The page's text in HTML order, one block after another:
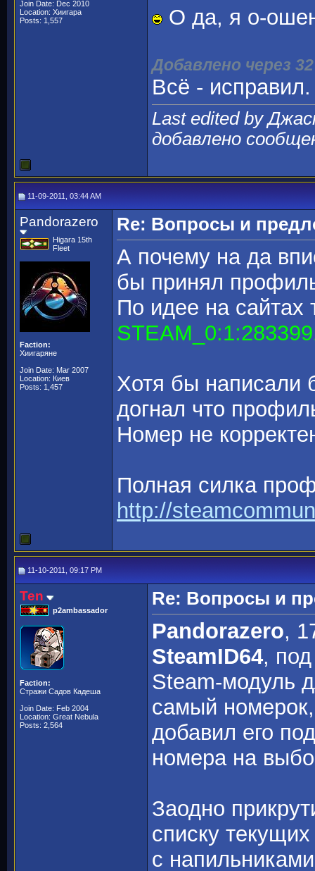
Join Date: Dec 2010
Location: Хиигара
Posts: 1,557
О да, я о-
Добавлено через
Всё - исправил.
Last edited by
добавлено
11-09-2011, 03:44 AM
Pandorazero
Higara 15th
Fleet
Faction:
Хиигаряне
Join Date: Mar 2007
Location: Киев
Posts: 1,457
Re: Вопросы и
А почему на да
бы принял
По идее на сайтах
Хотя бы написали
догнал что
Номер не
Полная силка
http://
11-10-2011, 09:17 PM
Ten
p2ambassador
Faction:
Стражи Садов Кадеша
Join Date: Feb 2004
Location: Great Nebula
Posts: 2,564
Re: Вопросы и
Pandorazero,
SteamID64,
Steam-модуль
самый
добавил его
номера на
Заодно
списку
с